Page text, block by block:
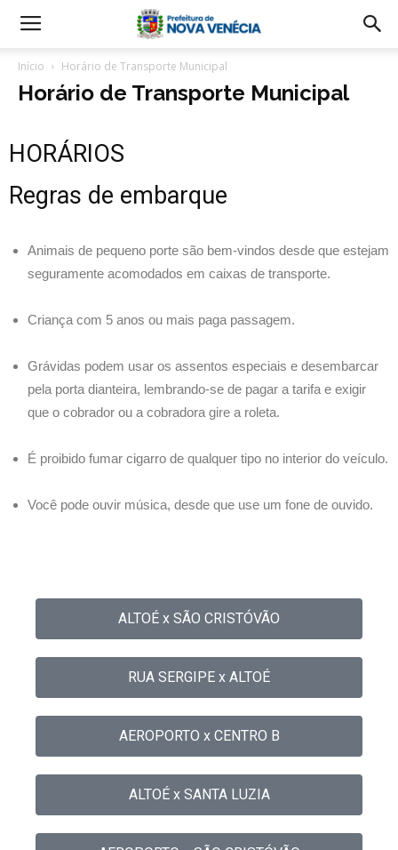
Início Horário de Transporte Municipal
Horário de Transporte Municipal
HORÁRIOS
Regras de embarque
Animais de pequeno porte são bem-vindos desde que estejam
seguramente acomodados em caixas de transporte.
Criança com 5 anos ou mais paga passagem.
Grávidas podem usar os assentos especiais e desembarcar
pela porta dianteira, lembrando-se de pagar a tarifa e exigir
que o cobrador ou a cobradora gire a roleta.
É proibido fumar cigarro de qualquer tipo no interior do veículo.
Você pode ouvir música, desde que use um fone de ouvido.
ALTOÉ x SÃO CRISTÓVÃO
RUA SERGIPE x ALTOÉ
AEROPORTO x CENTRO B
ALTOÉ x SANTA LUZIA